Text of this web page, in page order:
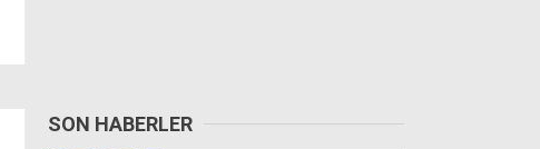
SON HABERLER